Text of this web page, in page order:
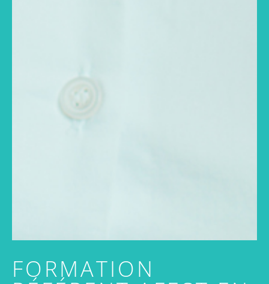
FORMATION